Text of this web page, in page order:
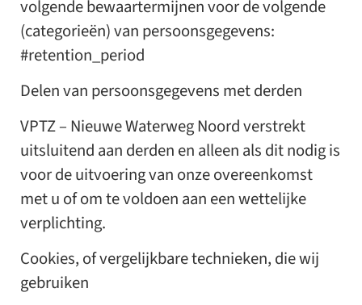
volgende bewaartermijnen voor de volgende
(categorieën) van persoonsgegevens:
#retention_period
Delen van persoonsgegevens met derden
VPTZ – Nieuwe Waterweg Noord verstrekt
uitsluitend aan derden en alleen als dit nodig is
voor de uitvoering van onze overeenkomst
met u of om te voldoen aan een wettelijke
verplichting.
Cookies, of vergelijkbare technieken, die wij
gebruiken